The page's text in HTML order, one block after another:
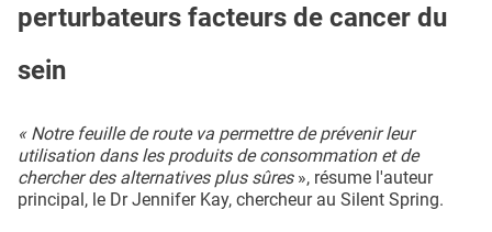
perturbateurs facteurs de cancer du
sein
« Notre feuille de route va permettre de prévenir leur
utilisation dans les produits de consommation et de
chercher des alternatives plus sûres », résume l'auteur
principal, le Dr Jennifer Kay, chercheur au Silent Spring.